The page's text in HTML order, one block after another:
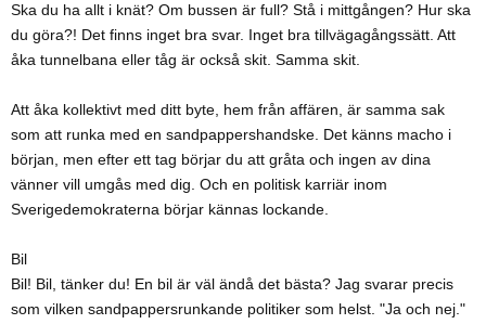
Ska du ha allt i knät? Om bussen är full? Stå i mittgången? Hur ska
du göra?! Det finns inget bra svar. Inget bra tillvägagångssätt. Att
åka tunnelbana eller tåg är också skit. Samma skit.
Att åka kollektivt med ditt byte, hem från affären, är samma sak
som att runka med en sandpappershandske. Det känns macho i
början, men efter ett tag börjar du att gråta och ingen av dina
vänner vill umgås med dig. Och en politisk karriär inom
Sverigedemokraterna börjar kännas lockande.
Bil
Bil! Bil, tänker du! En bil är väl ändå det bästa? Jag svarar precis
som vilken sandpappersrunkande politiker som helst. "Ja och nej."